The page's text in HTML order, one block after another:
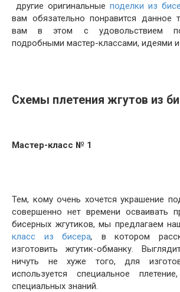
другие оригинальные поделки из
вам обязательно понравится данное
вам в этом с удовольствием
подробными мастер-классами, идеями
Схемы плетения жгутов из
Мастер-класс № 1
Тем, кому очень хочется украшение
совершенно нет времени осваивать
бисерных жгутиков, мы предлагаем
класс из бисера, в котором
изготовить жгутик-обманку.
ничуть не хуже того, для
используется специальное
специальных знаний.